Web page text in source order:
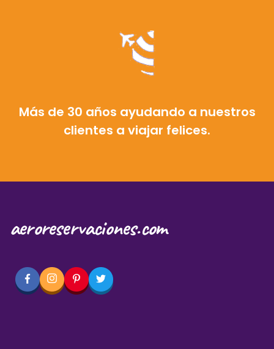
Más de 30 años ayudando a nuestros
clientes a viajar felices.
aeroreservaciones.com